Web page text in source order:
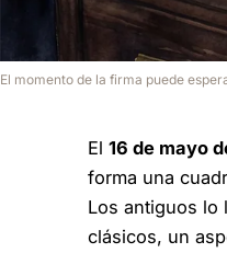
El momento de la firma puede
El 16 de mayo
forma una
Los antiguos lo
clásicos, un